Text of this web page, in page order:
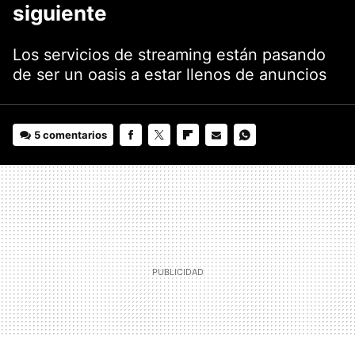
siguiente
Los servicios de streaming están pasando
de ser un oasis a estar llenos de anuncios
5 comentarios
MAIL